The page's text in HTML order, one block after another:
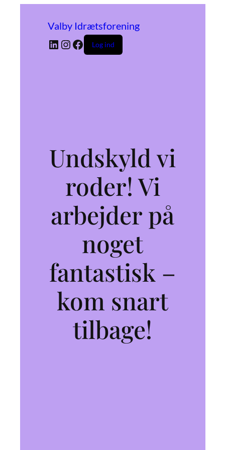
Valby Idrætsforening
LinkedIn
Instagram
Facebook
Log ind
Undskyld vi
roder! Vi
arbejder på
noget
fantastisk –
kom snart
tilbage!